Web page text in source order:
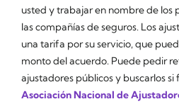
usted y trabajar en nombre de los
las compañías de seguros. Los
una tarifa por su servicio, que
monto del acuerdo. Puede pedir
ajustadores públicos y buscarlos
Asociación Nacional de